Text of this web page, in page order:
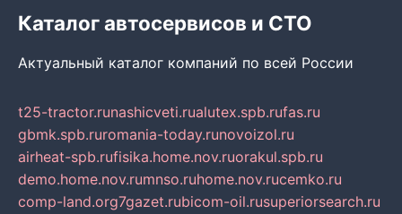
Каталог автосервисов и СТО
Актуальный каталог компаний по всей России
t25-tractor.runashicveti.rualutex.spb.rufas.ru
gbmk.spb.ruromania-today.runovoizol.ru
airheat-spb.rufisika.home.nov.ruorakul.spb.ru
demo.home.nov.rumnso.ruhome.nov.rucemko.ru
comp-land.org7gazet.rubicom-oil.rusuperiorsearch.ru